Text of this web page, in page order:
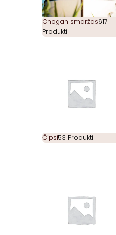
Chogan smaržas617
Produkti
Čipsi53 Produkti